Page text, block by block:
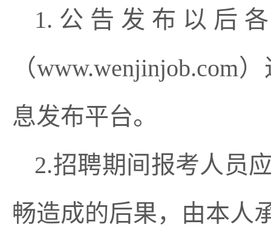
1.公告发布以后
（www.wenjinjob.com
息发布平台。
2.招聘期间报考人员
畅造成的后果，由本人